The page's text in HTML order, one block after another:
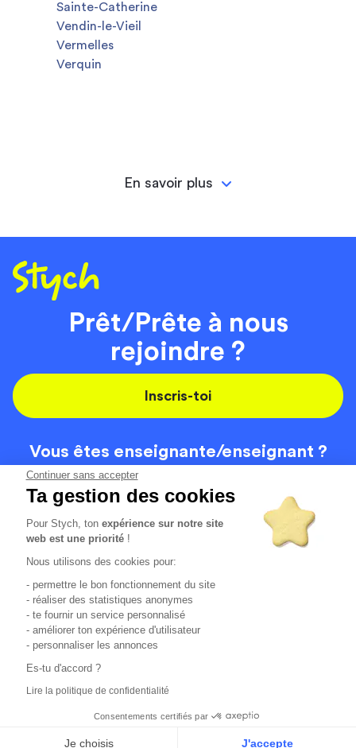
Continuer sans accepter
Ta gestion des cookies
Pour Stych, tonexpérience sur notre site
web est une priorité !
Nous utilisons des cookies pour:
- permettre le bon fonctionnement du site
- réaliser des statistiques anonymes
- te fournir un service personnalisé
- améliorer ton expérience d'utilisateur
- personnaliser les annonces
Es-tu d'accord ?
Lire la politique de confidentialité
Consentements certifiés par
Je choisis J'accepte
Sainte-Catherine
Vendin-le-Vieil
Vermelles
Verquin
En savoir plus
Prêt/Prête à nous
rejoindre ?
Inscris-toi
Vous êtes enseignante/enseignant ?
On recrute
Code de la route
Localisation
Contact
Tous les avis clients4.6/5 (51136 avis publiés)
Comment sont calculés nos taux de réussite ?
passé leur examen une ou deux fois au cours des 12 derniers